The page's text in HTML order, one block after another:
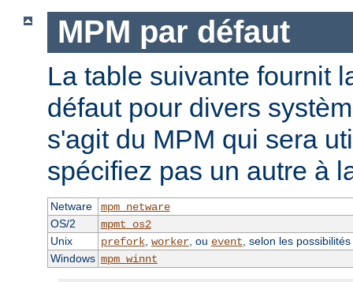
MPM par défaut
La table suivante fournit
défaut pour divers
s'agit du MPM qui sera
spécifiez pas un autre à
Netware
mpm_netware
OS/2
mpmt_os2
Unix
prefork, worker, ou event , selon les
Windows mpm_winnt